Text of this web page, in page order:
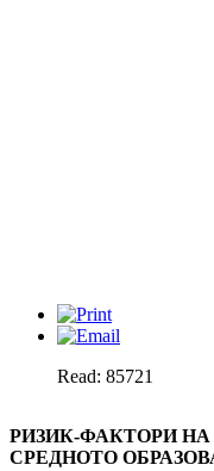
Read: 85721
РИЗИК-ФАКТОРИ
СРЕДНОТО